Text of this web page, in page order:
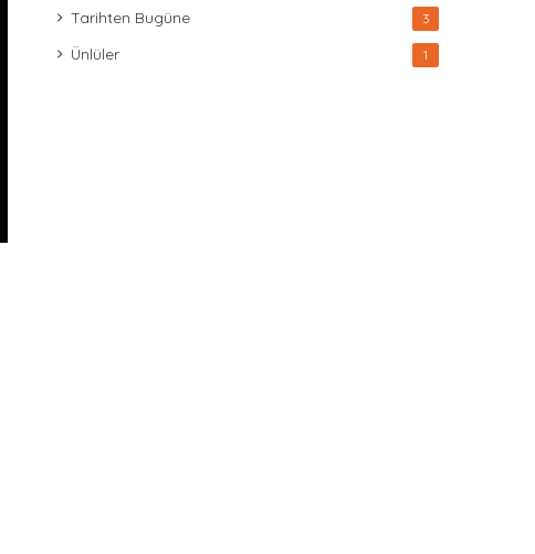
Tarihten Bugüne 3
Ünlüler 1